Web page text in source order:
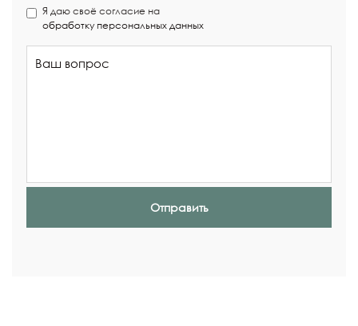
Я даю своё согласие на
обработку персональных данных
Отправить